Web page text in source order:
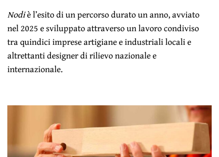
Nodiè l’esito di un percorso durato un anno, avviato
nel 2025 e sviluppato attraverso un lavoro condiviso
tra quindici imprese artigiane e industriali locali e
altrettanti designer di rilievo nazionale e
internazionale.